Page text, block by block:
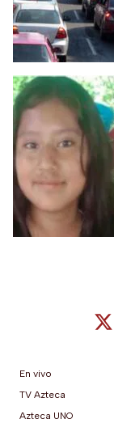
En vivo
TV Azteca
Azteca UNO